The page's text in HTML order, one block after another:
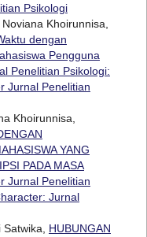
Psikologi
Khoirunnisa,
dengan
Pengguna
Penelitian Psikologi:
Jurnal Penelitian
Khoirunnisa,
YANG
PADA MASA
Jurnal Penelitian
Jurnal
Satwika, HUBUNGAN